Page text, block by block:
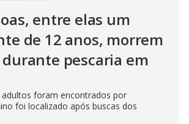
entre elas um
de 12 anos, morrem
pescaria em
foram encontrados por
foi localizado após buscas dos